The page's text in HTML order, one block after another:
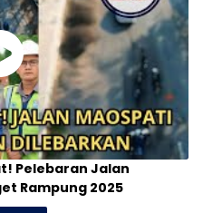
Pelebaran Jalan
Rampung 2025